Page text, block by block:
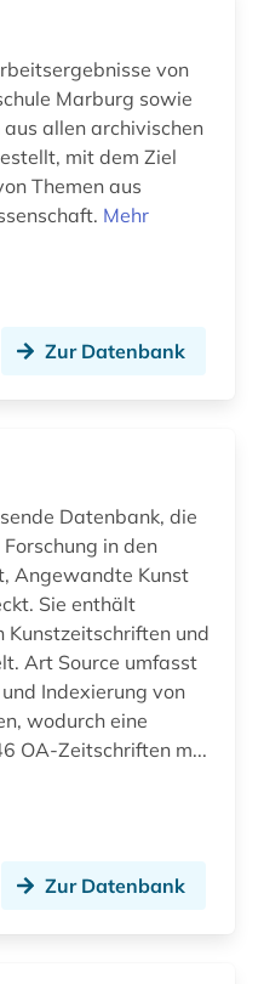
(1)
von
Marburg sowie
allen archivischen
mit dem Ziel
Themen aus
Mehr
Zur Datenbank
Datenbank, die
in den
Angewandte Kunst
Sie enthält
und
Indexierung von
wodurch eine
OA-Zeitschriften m...
Zur Datenbank